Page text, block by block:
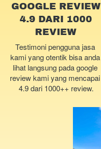
GOOGLE REVIEW
4.9 DARI 1000
REVIEW
Testimoni pengguna jasa
kami yang otentik bisa anda
lihat langsung pada google
review kami yang mencapai
4.9 dari 1000++ review.